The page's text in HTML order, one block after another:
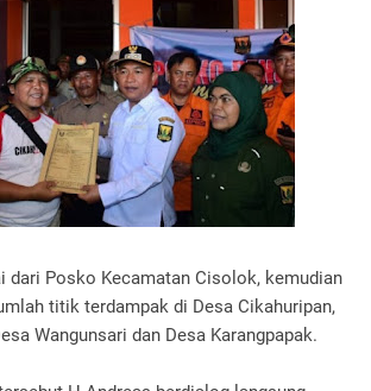
dari Posko Kecamatan Cisolok, kemudian
titik terdampak di Desa Cikahuripan,
Wangunsari dan Desa Karangpapak.